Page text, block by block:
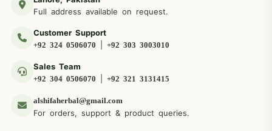
Full address available on request.
Customer Support
+92 324 0506070 +92 303 3003010
Sales Team
+92 304 0506070 +92 321 3131415
alshifaherbal@gmail.com
For orders, support & product queries.